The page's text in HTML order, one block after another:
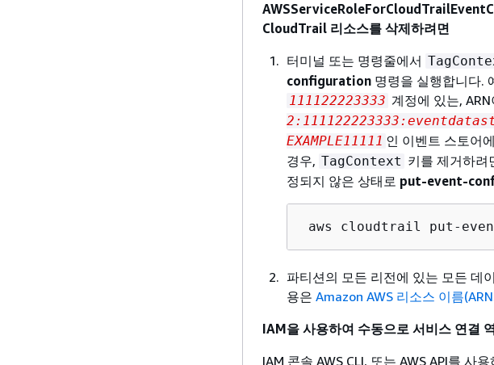
CloudTrail 리소스를 삭제하려면
터미널 또는 명령줄에서
configuration 명령을 실행합니다.
111122223333 계정에 있는, ARN
EXAMPLE11111 인 이벤트 스토어
경우, TagContext 키를 제거하려
정되지 않은 상태로 put-event-
aws cloudtrail put-
파티션의 모든 리전에 있는 모든 데
용은 Amazon AWS 리소스 이름
IAM을 사용하여 수동으로 서비스 연결
IAM 콘솔 AWS CLI, 또는 AWS API를 사